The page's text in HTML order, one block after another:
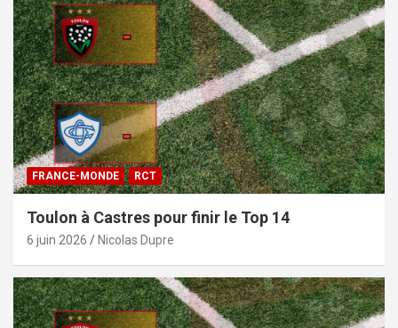
FRANCE-MONDE RCT
Toulon à Castres pour finir le Top 14
6 juin 2026 Nicolas Dupre